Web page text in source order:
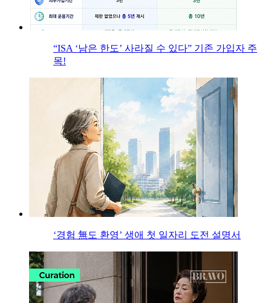
“ISA ‘남은 한도’ 사라질 수 있다” 기존 가입자 주
목!
‘경험 無도 환영’ 생애 첫 일자리 도전 설명서